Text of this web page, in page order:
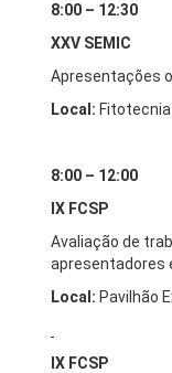
8:00 – 12:30
XXV SEMIC
Apresentações
Local:
8:00 – 12:00
IX FCSP
Avaliação de
apresentadores
Local: Pavilhão
IX FCSP